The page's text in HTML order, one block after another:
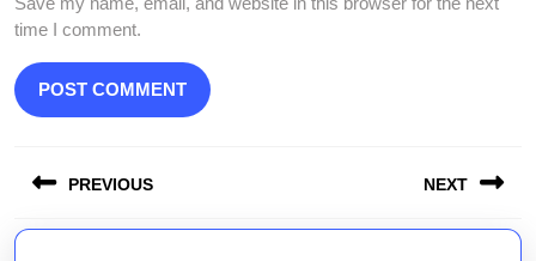
time I comment.
navigation
PREVIOUS
Previous
NEXT